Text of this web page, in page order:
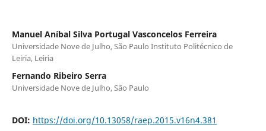
Manuel Aníbal Silva Portugal Vasconcelos Ferreira
Universidade Nove de Julho, São Paulo Instituto Politécnico de
Leiria, Leiria
Fernando Ribeiro Serra
Universidade Nove de Julho, São Paulo
DOI: https://doi.org/10.13058/raep.2015.v16n4.381